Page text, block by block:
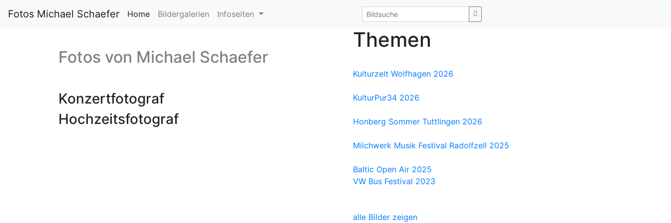
Fotos Michael Schaefer Home Bildergalerien Infoseiten
Fotos von Michael Schaefer
Konzertfotograf
Hochzeitsfotograf
Themen
Kulturzelt Wolfhagen 2026
KulturPur34 2026
Honberg Sommer Tuttlingen 2026
Milchwerk Musik Festival Radolfzell 2025
Baltic Open Air 2025
VW Bus Festival 2023
alle Bilder zeigen